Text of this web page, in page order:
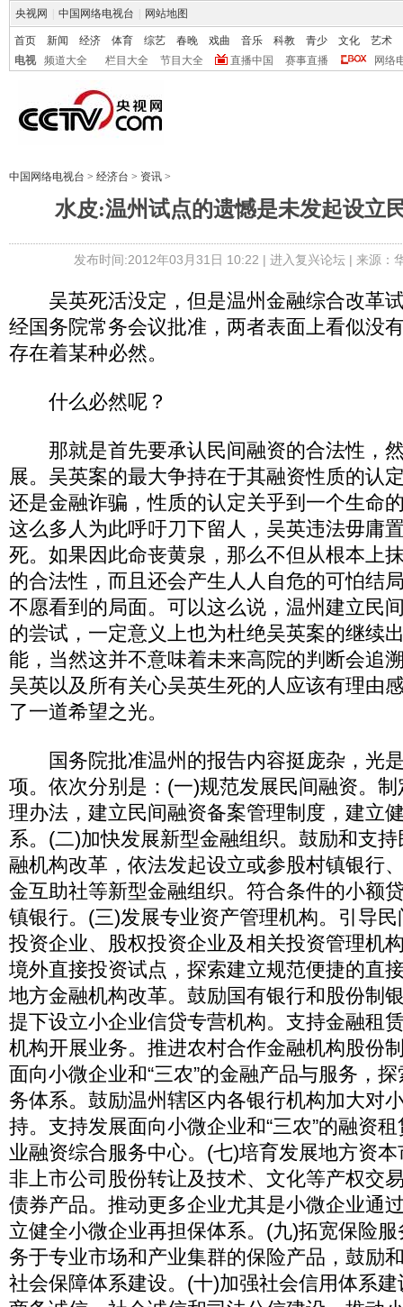
央视网 中国网络电视台 网站地图
首页 新闻 经济 体育 综艺 春晚 戏曲 音乐 科教 青少 文化
艺术
电视
频道大全 栏目大全 节目大全 直播中国 赛事直播 网络
中国网络电视台 > 经济台 > 资讯 >
水皮:温州试点的遗憾是未发起设立
发布时间:2012年03月31日 10:22 | 进入复兴论坛| 来源：
吴英死活没定，但是温州金融综合改革
经国务院常务会议批准，两者表面上看似没
存在着某种必然。
什么必然呢？
那就是首先要承认民间融资的合法性，
展。吴英案的最大争持在于其融资性质的认
还是金融诈骗，性质的认定关乎到一个生命
这么多人为此呼吁刀下留人，吴英违法毋庸
死。如果因此命丧黄泉，那么不但从根本上
的合法性，而且还会产生人人自危的可怕结
不愿看到的局面。可以这么说，温州建立民
的尝试，一定意义上也为杜绝吴英案的继续
能，当然这并不意味着未来高院的判断会追
吴英以及所有关心吴英生死的人应该有理由
了一道希望之光。
国务院批准温州的报告内容挺庞杂，光
项。依次分别是：(一)规范发展民间融资。
理办法，建立民间融资备案管理制度，建立
系。(二)加快发展新型金融组织。鼓励和支
融机构改革，依法发起设立或参股村镇银行
金互助社等新型金融组织。符合条件的小额
镇银行。(三)发展专业资产管理机构。引导
投资企业、股权投资企业及相关投资管理机
境外直接投资试点，探索建立规范便捷的直
地方金融机构改革。鼓励国有银行和股份制
提下设立小企业信贷专营机构。支持金融租
机构开展业务。推进农村合作金融机构股份
面向小微企业和“三农”的金融产品与服务，
务体系。鼓励温州辖区内各银行机构加大对
持。支持发展面向小微企业和“三农”的融资
业融资综合服务中心。(七)培育发展地方资
非上市公司股份转让及技术、文化等产权交
债券产品。推动更多企业尤其是小微企业通
立健全小微企业再担保体系。(九)拓宽保险
务于专业市场和产业集群的保险产品，鼓励
社会保障体系建设。(十)加强社会信用体系